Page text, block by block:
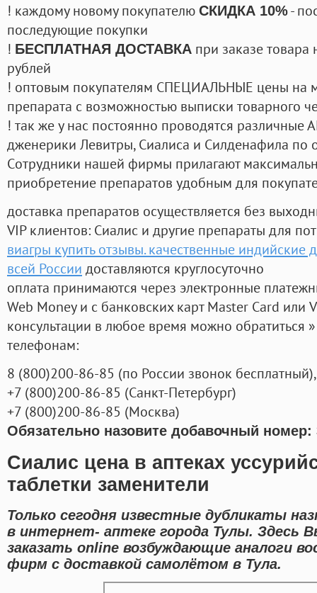
! каждому новому покупателю СКИДКА 10%-
последующие покупки
! БЕСПЛАТНАЯ ДОСТАВКА при заказе
рублей
! оптовым покупателям СПЕЦИАЛЬНЫЕ цены на
препарата с возможностью выписки товарного
! так же у нас постоянно проводятся
дженерики Левитры, Сиалиса и Силденафила по
Cотрудники нашей фирмы прилагают
приобретение препаратов удобным для
доставка препаратов осуществляется без
VIP клиентов: Сиалис и другие препараты для
виагры купить отзывы. качественные индийские
всей России доставляются круглосуточно
оплата принимаются через электронные
Web Money и с банковских карт Master Card или
консультации в любое время можно обратиться
телефонам:
8 (800)200-86-85 (по России звонок бесплатный),
+7 (800)200-86-85 (Санкт-Петербург)
+7 (800)200-86-85 (Москва)
Обязательно назовите добавочный номер:
Сиалис цена в аптеках
таблетки заменители
Только сегодня известные дубликаты
в интернет- аптеке города Тулы. Здесь
заказать online возбуждающие аналоги
фирм с доставкой самолётом в Тула.